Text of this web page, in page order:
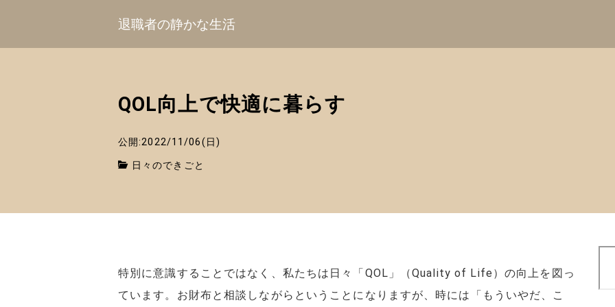
退職者の静かな生活
QOL向上で快適に暮らす
公開:2022/11/06(日)
日々のできごと
特別に意識することではなく、私たちは日々「QOL」（Quality of Life）の向上を図っ
ています。お財布と相談しながらということになりますが、時には「もういやだ、こ